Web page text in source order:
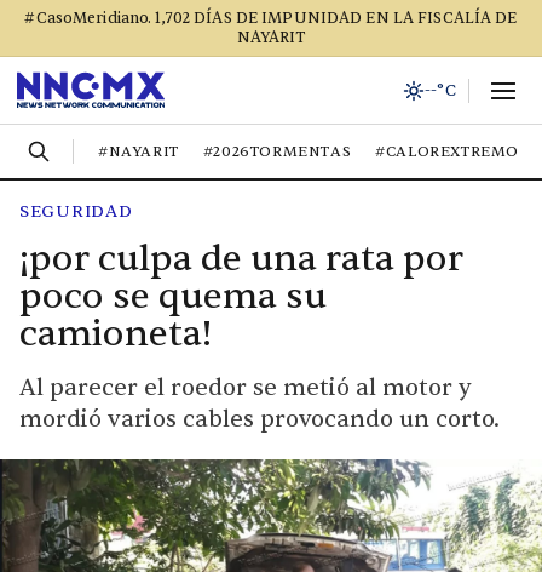
#CasoMeridiano. 1,702 DÍAS DE IMPUNIDAD EN LA FISCALÍA DE
NAYARIT
--°C
#NAYARIT #2026TORMENTAS #CALOREXTREMO
SEGURIDAD
¡por culpa de una rata por
poco se quema su
camioneta!
Al parecer el roedor se metió al motor y
mordió varios cables provocando un corto.